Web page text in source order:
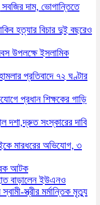
সবজির দাম, ভোগান্তিতে
হত্যার বিচার দুই বছরেও
উপলক্ষে ইসলামিক
প্রতিবাদে ৭২ ঘণ্টার
প্রধান শিক্ষকের গাড়ি
দশা,দ্রুত সংস্কারের দাবি
মারধরের অভিযোগ, ৩
আটক
বাড়ালেন ইউএনও
স্ত্রীর মর্মান্তিক মৃত্যু